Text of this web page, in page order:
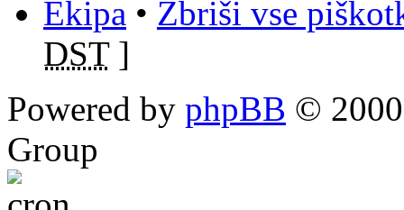
Ekipa • Zbriši vse
DST]
Powered by phpBB ©
Group